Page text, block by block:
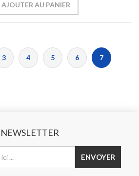
AJOUTER AU PANIER
3 4 5 6 7
NEWSLETTER
ENVOYER